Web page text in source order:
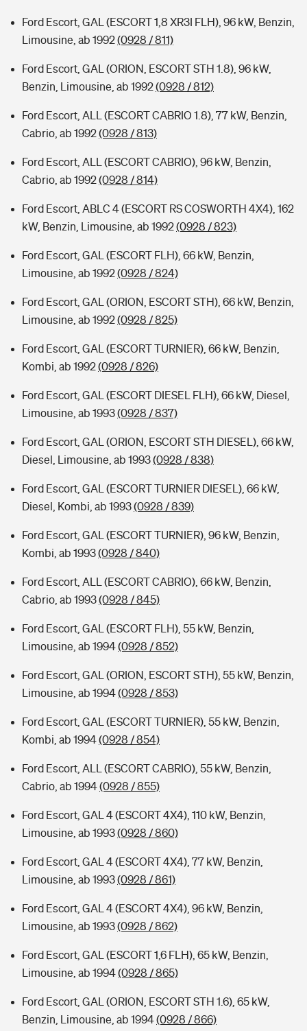
Ford Escort, GAL (ESCORT 1,8 XR3I FLH), 96 kW, Benzin,
Limousine, ab 1992(0928 / 811)
Ford Escort, GAL (ORION, ESCORT STH 1.8), 96 kW,
Benzin, Limousine, ab 1992(0928 / 812)
Ford Escort, ALL (ESCORT CABRIO 1.8), 77 kW, Benzin,
Cabrio, ab 1992(0928 / 813)
Ford Escort, ALL (ESCORT CABRIO), 96 kW, Benzin,
Cabrio, ab 1992(0928 / 814)
Ford Escort, ABLC 4 (ESCORT RS COSWORTH 4X4), 162
kW, Benzin, Limousine, ab 1992(0928 / 823)
Ford Escort, GAL (ESCORT FLH), 66 kW, Benzin,
Limousine, ab 1992(0928 / 824)
Ford Escort, GAL (ORION, ESCORT STH), 66 kW, Benzin,
Limousine, ab 1992(0928 / 825)
Ford Escort, GAL (ESCORT TURNIER), 66 kW, Benzin,
Kombi, ab 1992(0928 / 826)
Ford Escort, GAL (ESCORT DIESEL FLH), 66 kW, Diesel,
Limousine, ab 1993(0928 / 837)
Ford Escort, GAL (ORION, ESCORT STH DIESEL), 66 kW,
Diesel, Limousine, ab 1993(0928 / 838)
Ford Escort, GAL (ESCORT TURNIER DIESEL), 66 kW,
Diesel, Kombi, ab 1993(0928 / 839)
Ford Escort, GAL (ESCORT TURNIER), 96 kW, Benzin,
Kombi, ab 1993(0928 / 840)
Ford Escort, ALL (ESCORT CABRIO), 66 kW, Benzin,
Cabrio, ab 1993(0928 / 845)
Ford Escort, GAL (ESCORT FLH), 55 kW, Benzin,
Limousine, ab 1994(0928 / 852)
Ford Escort, GAL (ORION, ESCORT STH), 55 kW, Benzin,
Limousine, ab 1994(0928 / 853)
Ford Escort, GAL (ESCORT TURNIER), 55 kW, Benzin,
Kombi, ab 1994(0928 / 854)
Ford Escort, ALL (ESCORT CABRIO), 55 kW, Benzin,
Cabrio, ab 1994(0928 / 855)
Ford Escort, GAL 4 (ESCORT 4X4), 110 kW, Benzin,
Limousine, ab 1993(0928 / 860)
Ford Escort, GAL 4 (ESCORT 4X4), 77 kW, Benzin,
Limousine, ab 1993(0928 / 861)
Ford Escort, GAL 4 (ESCORT 4X4), 96 kW, Benzin,
Limousine, ab 1993(0928 / 862)
Ford Escort, GAL (ESCORT 1,6 FLH), 65 kW, Benzin,
Limousine, ab 1994(0928 / 865)
Ford Escort, GAL (ORION, ESCORT STH 1.6), 65 kW,
Benzin, Limousine, ab 1994(0928 / 866)